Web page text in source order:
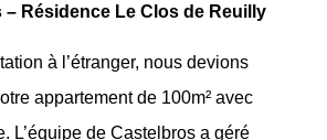
– Résidence Le Clos de Reuilly
à l’étranger, nous devions
appartement de 100m² avec
L’équipe de Castelbros a géré